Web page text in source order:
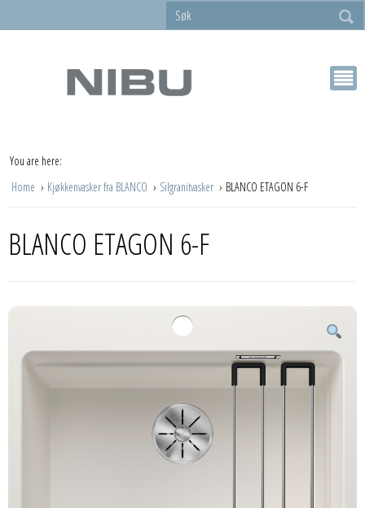
You are here:
Home
Kjøkkenvasker fra BLANCO Silgranitvasker BLANCO ETAGON 6-F
BLANCO ETAGON 6-F